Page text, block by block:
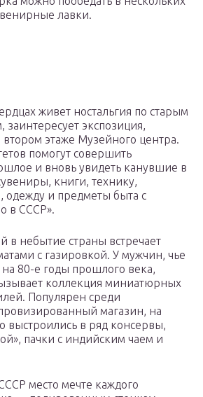
лавки.
живет ностальгия по старым
экспозиция,
этаже Музейного центра.
помогут совершить
и вновь увидеть канувшие в
книги, технику,
одежду и предметы быта с
в СССР».
в небытие страны встречает
с газировкой. У мужчин, чье
на 80-е годы прошлого века,
коллекция миниатюрных
Популярен среди
магазин, на
выстроились в ряд консервы,
пачки с индийским чаем и
место мечте каждого